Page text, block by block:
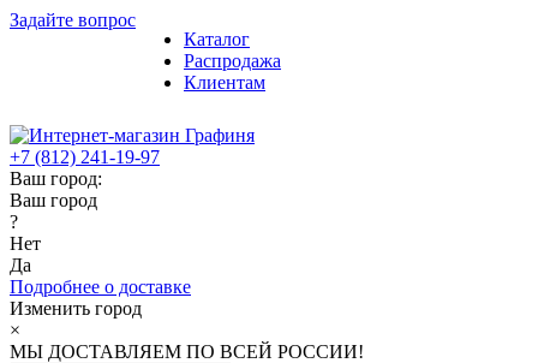
Задайте вопрос
Каталог
Распродажа
Клиентам
+7 (812) 241-19-97
Ваш город:
Ваш город
?
Нет
Да
Подробнее о доставке
Изменить город
×
МЫ ДОСТАВЛЯЕМ ПО ВСЕЙ РОССИИ!